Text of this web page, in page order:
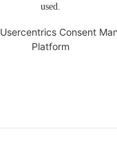
used.
Usercentrics Consent
Platform